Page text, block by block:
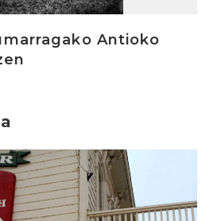
Antioko